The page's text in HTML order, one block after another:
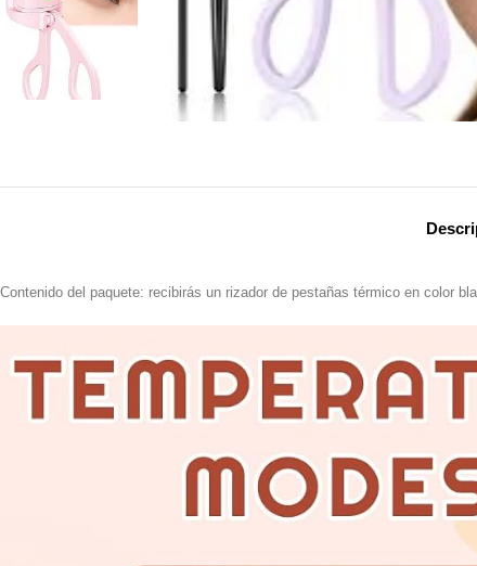
Contenido del paquete: recibirás un rizador de pestañas térmico en color